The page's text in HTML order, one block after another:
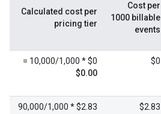
Cost per
1000 billable
events
Calculated cost per
pricing tier
$0
$0 * 10,000/1,000 =
$0.00
$2.83
$2.83 * 90,000/1,000